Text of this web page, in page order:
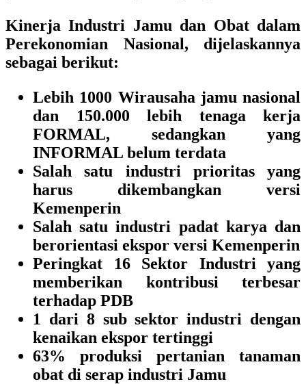
Kinerja Industri Jamu dan Obat dalam
Perekonomian Nasional, dijelaskannya
sebagai berikut:
Lebih 1000 Wirausaha jamu nasional
dan 150.000 lebih tenaga kerja
FORMAL, sedangkan yang
INFORMAL belum terdata
Salah satu industri prioritas yang
harus dikembangkan versi
Kemenperin
Salah satu industri padat karya dan
berorientasi ekspor versi Kemenperin
Peringkat 16 Sektor Industri yang
memberikan kontribusi terbesar
terhadap PDB
1 dari 8 sub sektor industri dengan
kenaikan ekspor tertinggi
63% produksi pertanian tanaman
obat di serap industri Jamu